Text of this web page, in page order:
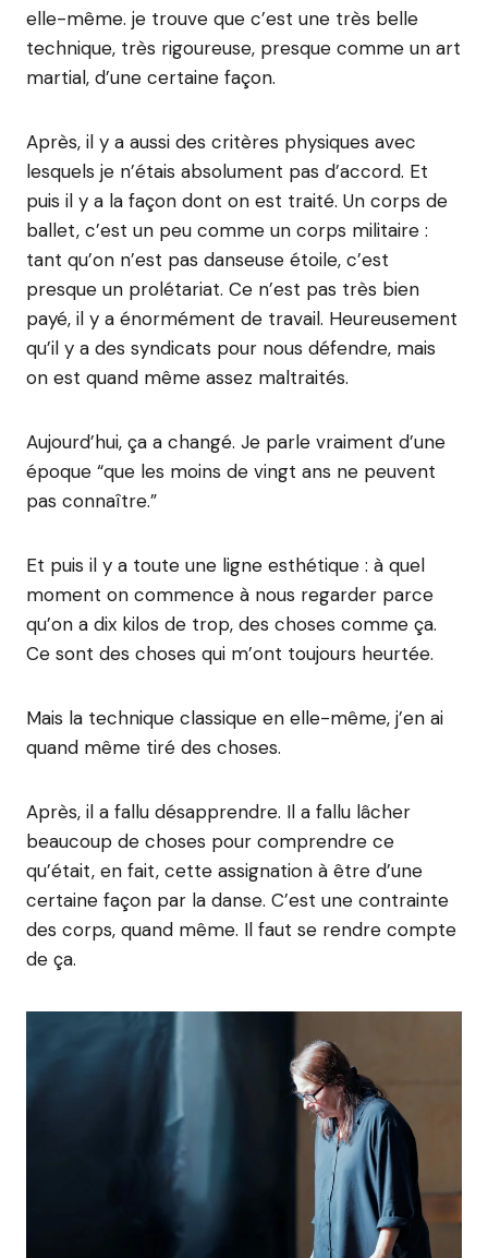
elle-même. je trouve que c’est une très belle
technique, très rigoureuse, presque comme un art
martial, d’une certaine façon.
Après, il y a aussi des critères physiques avec
lesquels je n’étais absolument pas d’accord. Et
puis il y a la façon dont on est traité. Un corps de
ballet, c’est un peu comme un corps militaire :
tant qu’on n’est pas danseuse étoile, c’est
presque un prolétariat. Ce n’est pas très bien
payé, il y a énormément de travail. Heureusement
qu’il y a des syndicats pour nous défendre, mais
on est quand même assez maltraités.
Aujourd’hui, ça a changé. Je parle vraiment d’une
époque “que les moins de vingt ans ne peuvent
pas connaître.”
Et puis il y a toute une ligne esthétique : à quel
moment on commence à nous regarder parce
qu’on a dix kilos de trop, des choses comme ça.
Ce sont des choses qui m’ont toujours heurtée.
Mais la technique classique en elle-même, j’en ai
quand même tiré des choses.
Après, il a fallu désapprendre. Il a fallu lâcher
beaucoup de choses pour comprendre ce
qu’était, en fait, cette assignation à être d’une
certaine façon par la danse. C’est une contrainte
des corps, quand même. Il faut se rendre compte
de ça.